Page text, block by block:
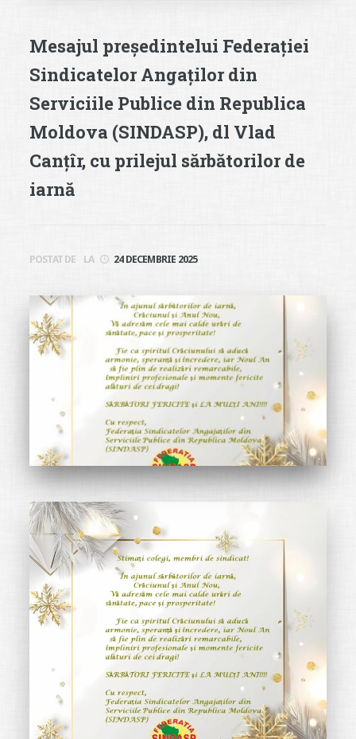
Mesajul președintelui Federației
Sindicatelor Angaților din
Serviciile Publice din Republica
Moldova (SINDASP), dl Vlad
Canțîr, cu prilejul sărbătorilor de
iarnă
POSTAT DE LA 24 DECEMBRIE 2025